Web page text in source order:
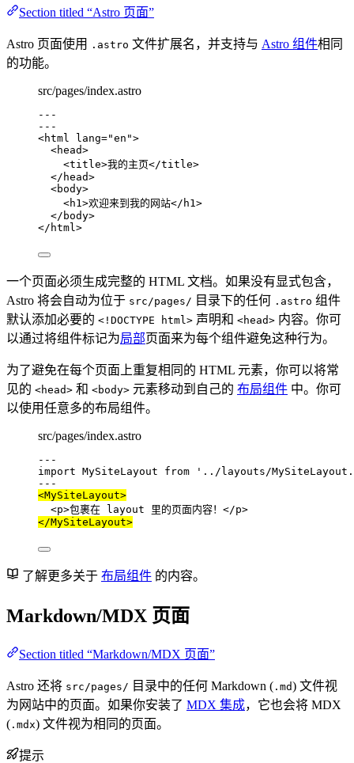
Section titled “Astro 页面”
Astro 页面使用 .astro 文件扩展名，并支持与 Astro 组件相同
的功能。
src/pages/index.astro
---
---
<html lang="en ">
<head>
<title>我的主页</title>
</ head>
<body>
<h1 >欢迎来到我的网站</ h1 >
</ body>
</ html >
一个页面必须生成完整的 HTML 文档。如果没有显式包含，
Astro 将会自动为位于 src/pages/ 目录下的任何 .astro 组件
默认添加必要的 <!DOCTYPE html> 声明和 <head> 内容。你可
以通过将组件标记为局部页面来为每个组件避免这种行为。
为了避免在每个页面上重复相同的 HTML 元素，你可以将常
见的 <head> 和 <body> 元素移动到自己的 布局组件 中。你可
以使用任意多的布局组件。
src/pages/index.astro
---
import MySiteLayout from ' ../layouts/
---
<MySiteLayout>
<p>包裹在 layout 里的页面内容！ </p>
</MySiteLayout>
了解更多关于 布局组件 的内容。
Markdown/MDX 页面
Section titled “Markdown/MDX 页面”
Astro 还将 src/pages/ 目录中的任何 Markdown ( .md) 文件视
为网站中的页面。如果你安装了 MDX 集成，它也会将 MDX
( .mdx) 文件视为相同的页面。
提示